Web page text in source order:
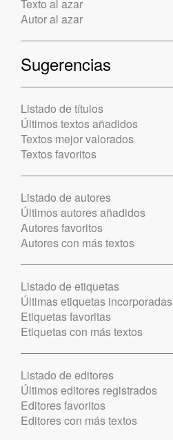
Texto al azar
Autor al azar
Sugerencias
Listado de títulos
Últimos textos añadidos
Textos mejor valorados
Textos favoritos
Listado de autores
Últimos autores añadidos
Autores favoritos
Autores con más textos
Listado de etiquetas
Últimas etiquetas incorporadas
Etiquetas favoritas
Etiquetas con más textos
Listado de editores
Últimos editores registrados
Editores favoritos
Editores con más textos